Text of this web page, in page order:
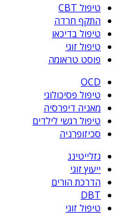
טיפול CBT
התקף חרדה
טיפול בדיכאו
טיפול זוגי
פוסט טראומה
OCD
טיפול פסיכולוגי
מאניה דיפרסיה
טיפול רגשי לילדים
סכיזופרניה
גזלייטינג
ייעוץ זוגי
הדרכת הורים
DBT
טיפול זוגי